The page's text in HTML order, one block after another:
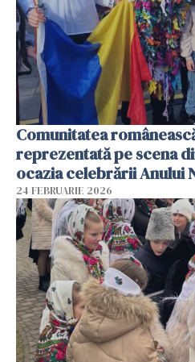
Comunitatea
reprezentată pe scena
ocazia celebrării Anului
24 FEBRUARIE 2026